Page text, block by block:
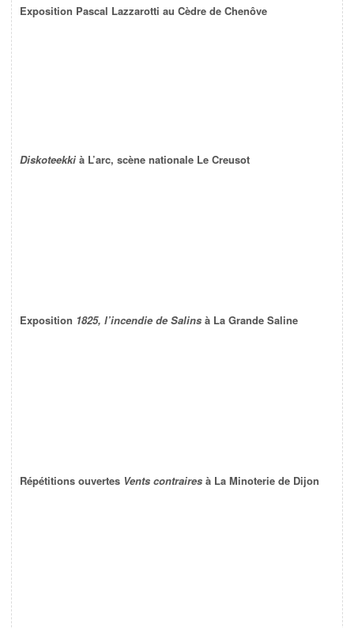
Exposition Pascal Lazzarotti au Cèdre de Chenôve
Diskoteekki à L’arc, scène nationale Le Creusot
Exposition 1825, l’incendie de Salins à La Grande Saline
Répétitions ouvertes Vents contraires à La Minoterie de Dijon